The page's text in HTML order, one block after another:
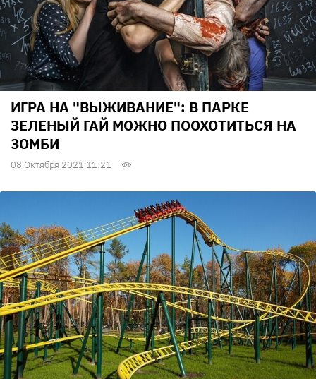
ИГРА НА "ВЫЖИВАНИЕ": В ПАРКЕ
ЗЕЛЕНЫЙ ГАЙ МОЖНО ПООХОТИТЬСЯ НА
ЗОМБИ
08 Октября 2021 11:21